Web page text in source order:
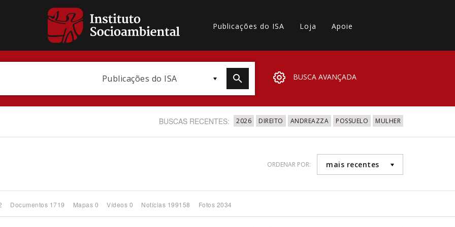
Publicações do ISA Loja Apoie
Publicações do ISA BUSCA AVANÇADA
BUSCAS RECENTES: 2026 DIREITO ANDREAZZA POSSUELO MULHER
ORDENAR POR: mais recentes
Documentos 1719 Mapas 0 Vídeos 0 Notícias 199158 Fotos 2034